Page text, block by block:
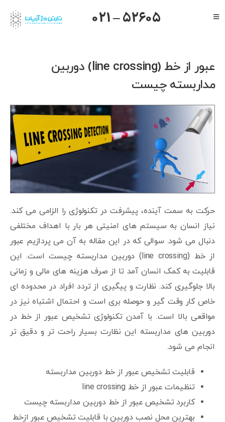
to
Toggle
هایک ویژن
درباره ما
021 – 52605
عبور از خط (line crossing) دوربین
مداربسته چیست
حرکت به سمت آینده، پیشرفت در تکنولوژی را الزامی می کند.
نیاز انسان به سیستم های امنیتی هر بار با اهداف مختلفی
دنبال می شود. سوالی که در این مقاله به آن می پردازیم عبور
از خط (line crossing) دوربین مداربسته چیست است. این
قابلیت به کمک انسان آمد تا از صرف هزینه های مالی و زمانی
بالا جلوگیری کند. نظارت و پیگیری از تردد افراد در محدوده ای
خاص کار وقت گیر و حوصله بری است و احتمال اشتباه نیز در
مواقعی بالا است. با آمدن تکنولوژی تشخیص عبور از خط در
دوربین های مداربسته این نظارت بسیار راحت تر و دقیق تر
انجام می شود.
قابلیت تشخیص عبور از خط دوربین مداربسته
تنظیمات عبور از خط line crossing
کاربرد تشخیص عبور از خط دوربین مداربسته چیست
بهترین محل نصب دوربین با قابلیت تشخیص عبور ازخط